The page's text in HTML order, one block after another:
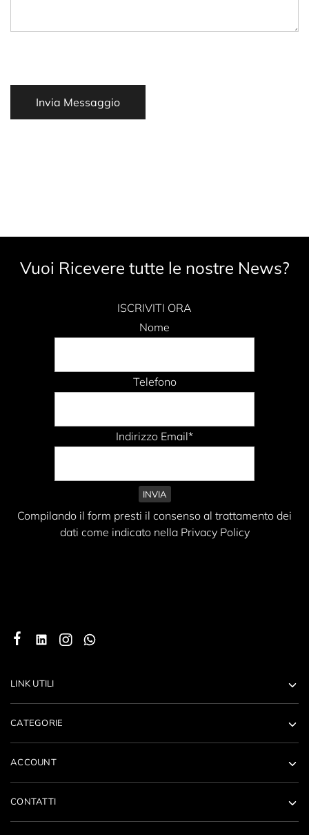
Vuoi Ricevere tutte le nostre News?
ISCRIVITI ORA
Nome
Telefono
Indirizzo Email*
Compilando il form presti il consenso al trattamento dei
dati come indicato nella Privacy Policy
LINK UTILI
CATEGORIE
ACCOUNT
CONTATTI